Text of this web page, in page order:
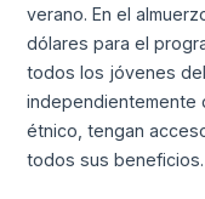
verano. En el
dólares para el
todos los jóvenes
independientemente
étnico, tengan
todos sus beneficios.